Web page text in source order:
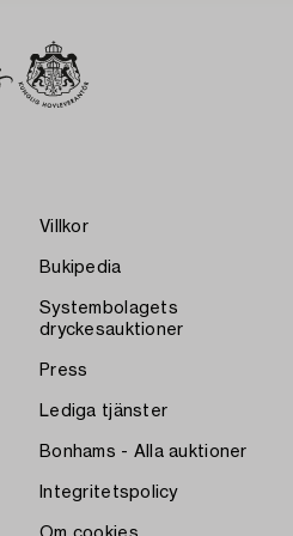
Villkor
Bukipedia
Systembolagets
dryckesauktioner
Press
Lediga tjänster
Bonhams - Alla auktioner
Integritetspolicy